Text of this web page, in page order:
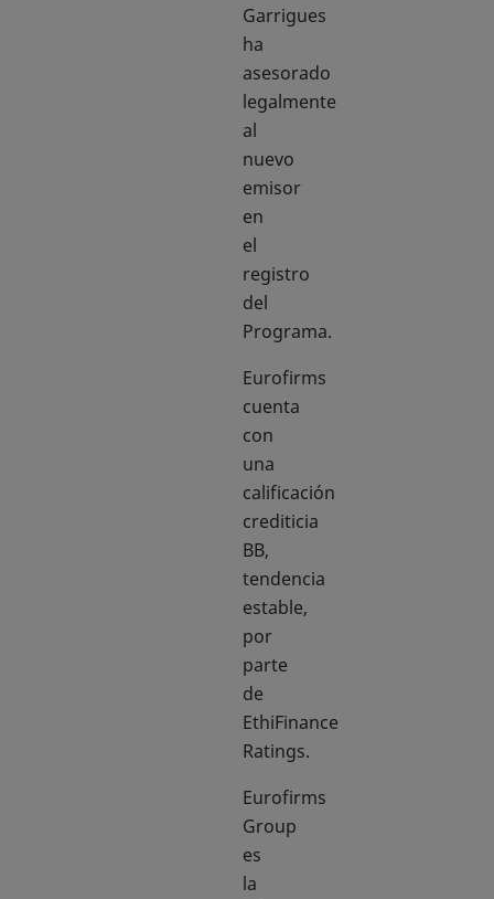
Garrigues
ha
asesorado
legalmente
al
nuevo
emisor
en
el
registro
del
Programa.
Eurofirms
cuenta
con
una
calificación
crediticia
BB,
tendencia
estable,
por
parte
de
EthiFinance
Ratings.
Eurofirms
Group
es
la